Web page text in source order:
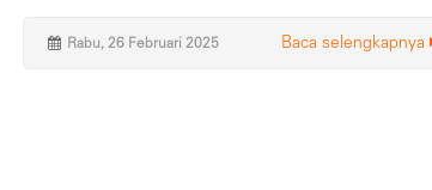
Rabu, 26 Februari 2025 Baca selengkapnya